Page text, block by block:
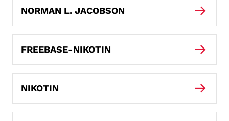
NORMAN L. JACOBSON
FREEBASE-NIKOTIN
NIKOTIN